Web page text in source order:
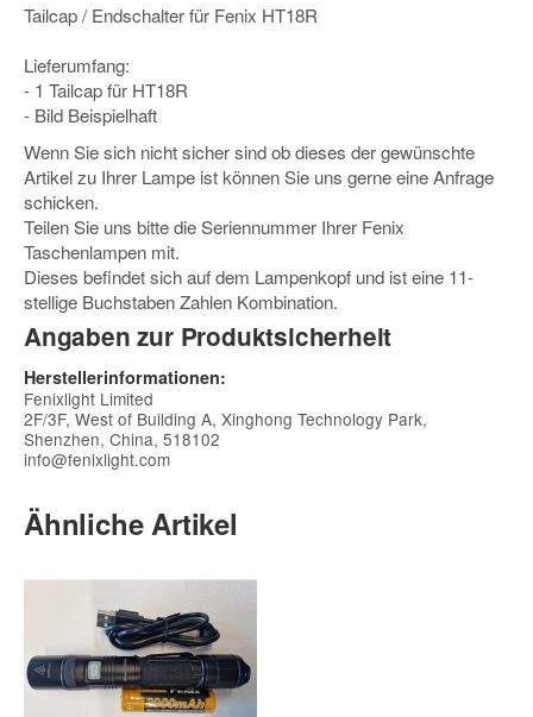
Tailcap / Endschalter für Fenix HT18R
Lieferumfang:
- 1 Tailcap für HT18R
- Bild Beispielhaft
Wenn Sie sich nicht sicher sind ob dieses der gewünschte
Artikel zu Ihrer Lampe ist können Sie uns gerne eine Anfrage
schicken.
Teilen Sie uns bitte die Seriennummer Ihrer Fenix
Taschenlampen mit.
Dieses befindet sich auf dem Lampenkopf und ist eine 11-
stellige Buchstaben Zahlen Kombination.
Angaben zur Produktsicherheit
Herstellerinformationen:
Fenixlight Limited
2F/3F, West of Building A, Xinghong Technology Park,
Shenzhen, China, 518102
info@fenixlight.com
Ähnliche Artikel